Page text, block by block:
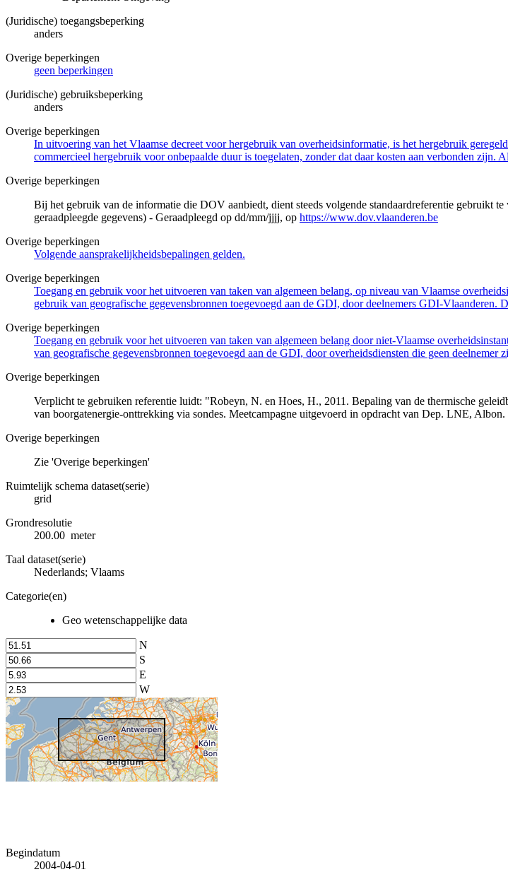
(Juridische) toegangsbeperking
anders
Overige beperkingen
geen beperkingen
(Juridische) gebruiksbeperking
anders
Overige beperkingen
In uitvoering van het Vlaamse decreet voor hergebruik van overheidsinformatie, is het hergebruik
commercieel hergebruik voor onbepaalde duur is toegelaten, zonder dat daar kosten aan verbonden zijn.
Overige beperkingen
Bij het gebruik van de informatie die DOV aanbiedt, dient steeds volgende standaardreferentie gebruikt
geraadpleegde gegevens) - Geraadpleegd op dd/mm/jjjj, op https://www.dov.vlaanderen.be
Overige beperkingen
Volgende aansprakelijkheidsbepalingen gelden.
Overige beperkingen
Toegang en gebruik voor het uitvoeren van taken van algemeen belang, op niveau van Vlaamse
gebruik van geografische gegevensbronnen toegevoegd aan de GDI, door deelnemers GDI-Vlaanderen.
Overige beperkingen
Toegang en gebruik voor het uitvoeren van taken van algemeen belang door niet-Vlaamse
van geografische gegevensbronnen toegevoegd aan de GDI, door overheidsdiensten die geen
Overige beperkingen
Verplicht te gebruiken referentie luidt: "Robeyn, N. en Hoes, H., 2011. Bepaling van de thermische
van boorgatenergie-onttrekking via sondes. Meetcampagne uitgevoerd in opdracht van Dep. LNE,
Overige beperkingen
Zie 'Overige beperkingen'
Ruimtelijk schema dataset(serie)
grid
Grondresolutie
200.00 meter
Taal dataset(serie)
Nederlands; Vlaams
Categorie(en)
Geo wetenschappelijke data
N
S
E
W
Begindatum
2004-04-01